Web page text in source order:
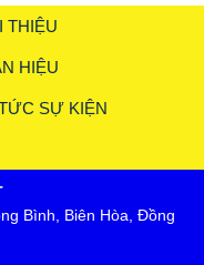
THIỆU
HIỆU
SỰ KIỆN
Bình, Biên Hòa, Đồng